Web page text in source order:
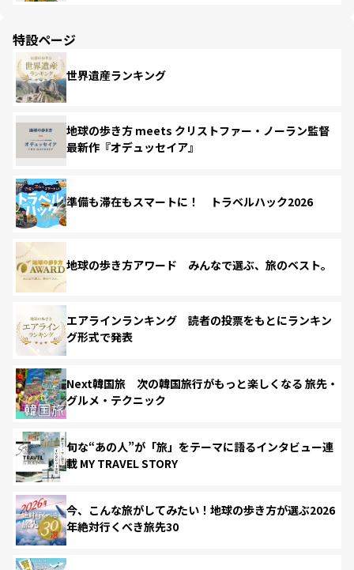
特設ページ
世界遺産ランキング
地球の歩き方 meets クリストファー・ノーラン監督
最新作『オデュッセイア』
準備も滞在もスマートに！ トラベルハック2026
地球の歩き方アワード みんなで選ぶ、旅のベスト。
エアラインランキング 読者の投票をもとにランキン
グ形式で発表
Next韓国旅 次の韓国旅行がもっと楽しくなる 旅先・
グルメ・テクニック
旬な“あの人”が「旅」をテーマに語るインタビュー連
載 MY TRAVEL STORY
今、こんな旅がしてみたい！地球の歩き方が選ぶ2026
年絶対行くべき旅先30